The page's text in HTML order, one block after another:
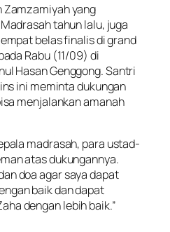
Zamzamiyah yang
tahun lalu, juga
belas finalis di grand
Rabu (11/09) di
Hasan Genggong. Santri
ini meminta dukungan
menjalankan amanah
madrasah, para ustad-
atas dukungannya.
doa agar saya dapat
baik dan dapat
dengan lebih baik.”